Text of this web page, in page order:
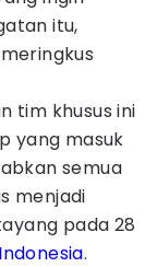
itu,
tim khusus ini
yang masuk
semua
menjadi
pada 28
.